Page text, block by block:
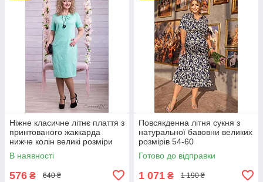
Ніжне класичне літнє плаття з
принтованого жаккарда
нижче колін великі розміри
48-54
В наявності
576 ₴ 640 ₴
Повсякденна літня сукня з
натуральної бавовни великих
розмірів 54-60
Готово до відправки
1 071 ₴ 1 190 ₴